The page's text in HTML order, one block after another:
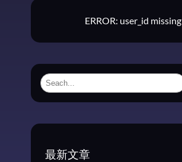
ERROR: user_id missing
S
最新文章